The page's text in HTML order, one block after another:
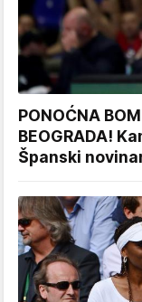
PONOĆNA
BEOGRADA!
Španski